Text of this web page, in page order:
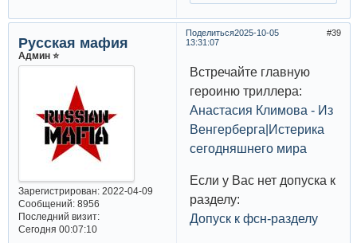
Поделиться 39
2025-10-05
13:31:07
Русская мафия
Админ ⭐️
Зарегистрирован: 2022-04-09
Сообщений:8956
Последний визит:
Сегодня 00:07:10
Встречайте главную
героиню триллера:
Анастасия Климова - Из
Венгерберга|Истерика
сегодняшнего мира
Если у Вас нет допуска к
разделу:
Допуск к фсн-разделу